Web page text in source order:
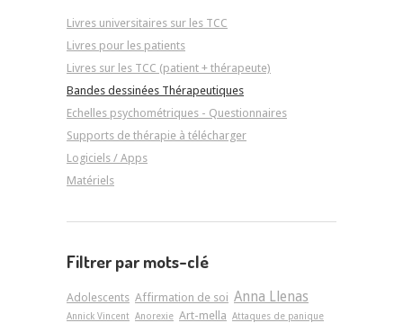
Livres universitaires sur les TCC
Livres pour les patients
Livres sur les TCC (patient + thérapeute)
Bandes dessinées Thérapeutiques
Echelles psychométriques - Questionnaires
Supports de thérapie à télécharger
Logiciels / Apps
Matériels
Filtrer par mots-clé
Adolescents Affirmation de soi Anna Llenas
Annick Vincent Anorexie Art-­mella Attaques de panique